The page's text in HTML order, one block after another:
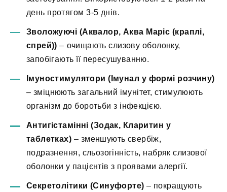
день протягом 3-5 днів.
Зволожуючі (Аквалор, Аква Маріс (краплі,
спрей)) – очищають слизову оболонку,
запобігають її пересушуванню.
Імуностимулятори (Імунал у формі розчину)
– зміцнюють загальний імунітет, стимулюють
організм до боротьби з інфекцією.
Антигістамінні (Зодак, Кларитин у
таблетках) – зменшують свербіж,
подразнення, сльозогінність, набряк слизової
оболонки у пацієнтів з проявами алергії.
Секретолітики (Синуфорте) – покращують